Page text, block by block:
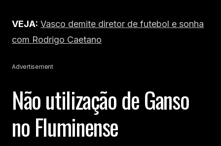
VEJA: Vasco demite diretor de futebol e sonha
com Rodrigo Caetano
Advertisement
Não utilização de Ganso
no Fluminense